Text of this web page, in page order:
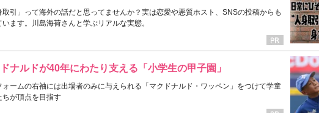
取引」って海外の話だと思ってませんか？実は恋愛や悪質ホスト、SNSの投稿からも
います。川島海荷さんと学ぶリアルな実態。
ナルドが40年にわたり支える「小学生の甲子園」
ォームの右袖には出場者のみに与えられる「マクドナルド・ワッペン」をつけて学童
ちが頂点を目指す